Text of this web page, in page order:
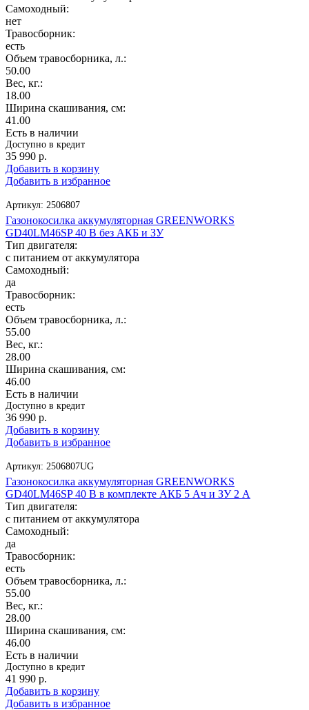
Самоходный:
нет
Травосборник:
есть
Объем травосборника, л.:
50.00
Вес, кг.:
18.00
Ширина скашивания, см:
41.00
Есть в наличии
Доступно в кредит
35 990 р.
Добавить в корзину
Добавить в избранное
Артикул: 2506807
Газонокосилка аккумуляторная GREENWORKS
GD40LM46SP 40 В без АКБ и ЗУ
Тип двигателя:
с питанием от аккумулятора
Самоходный:
да
Травосборник:
есть
Объем травосборника, л.:
55.00
Вес, кг.:
28.00
Ширина скашивания, см:
46.00
Есть в наличии
Доступно в кредит
36 990 р.
Добавить в корзину
Добавить в избранное
Артикул: 2506807UG
Газонокосилка аккумуляторная GREENWORKS
GD40LM46SP 40 В в комплекте АКБ 5 Ач и ЗУ 2 А
Тип двигателя:
с питанием от аккумулятора
Самоходный:
да
Травосборник:
есть
Объем травосборника, л.:
55.00
Вес, кг.:
28.00
Ширина скашивания, см:
46.00
Есть в наличии
Доступно в кредит
41 990 р.
Добавить в корзину
Добавить в избранное